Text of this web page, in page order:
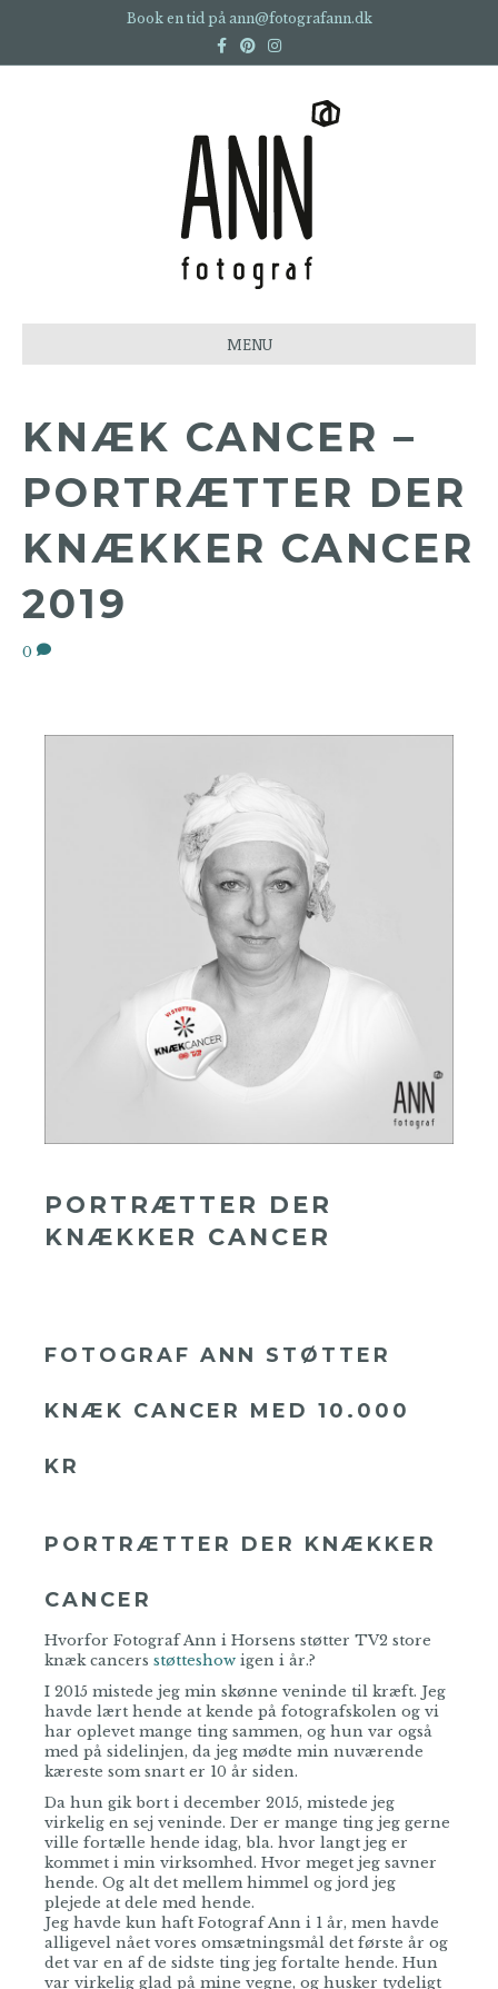
Book en tid på ann@fotografann.dk
Facebook
PinterestInstagram
MENU
KNÆK CANCER –
PORTRÆTTER DER
KNÆKKER CANCER
2019
0
PORTRÆTTER DER
KNÆKKER CANCER
FOTOGRAF ANN STØTTER
KNÆK CANCER MED 10.000
KR
PORTRÆTTER DER KNÆKKER
CANCER
Hvorfor Fotograf Ann i Horsens støtter TV2 store
knæk cancers støtteshow igen i år.?
I 2015 mistede jeg min skønne veninde til kræft. Jeg
havde lært hende at kende på fotografskolen og vi
har oplevet mange ting sammen, og hun var også
med på sidelinjen, da jeg mødte min nuværende
kæreste som snart er 10 år siden.
Da hun gik bort i december 2015, mistede jeg
virkelig en sej veninde. Der er mange ting jeg gerne
ville fortælle hende idag, bla. hvor langt jeg er
kommet i min virksomhed. Hvor meget jeg savner
hende. Og alt det mellem himmel og jord jeg
plejede at dele med hende.
Jeg havde kun haft Fotograf Ann i 1 år, men havde
alligevel nået vores omsætningsmål det første år og
det var en af de sidste ting jeg fortalte hende. Hun
var virkelig glad på mine vegne, og husker tydeligt